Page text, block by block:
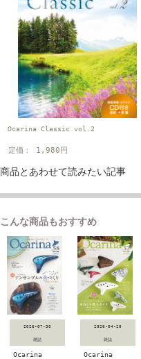
Ocarina Classic vol.2
定価： 1,980円
商品とあわせて読みたい記事
こんな商品もおすすめ
2026-07-30
雑誌
Ocarina
2026-04-20
雑誌
Ocarina